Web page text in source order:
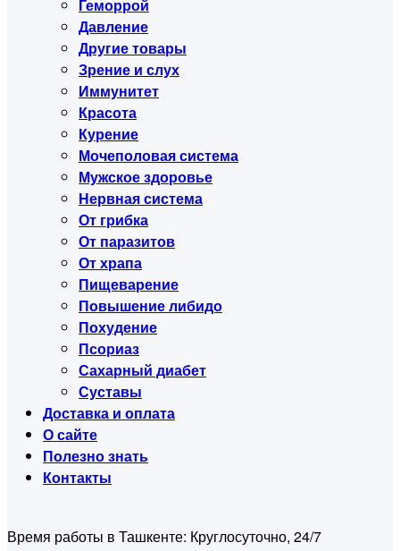
Геморрой
Давление
Другие товары
Зрение и слух
Иммунитет
Красота
Курение
Мочеполовая система
Мужское здоровье
Нервная система
От грибка
От паразитов
От храпа
Пищеварение
Повышение либидо
Похудение
Псориаз
Сахарный диабет
Суставы
Доставка и оплата
О сайте
Полезно знать
Контакты
Время работы в Ташкенте: Круглосуточно, 24/7